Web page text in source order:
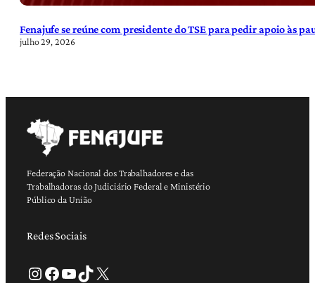
Fenajufe se reúne com presidente do TSE para pedir apoio às
julho 29, 2026
Federação Nacional dos Trabalhadores e das
Trabalhadoras do Judiciário Federal e Ministério
Público da União
Redes Sociais
Instagram Facebook Youtube TikTok X